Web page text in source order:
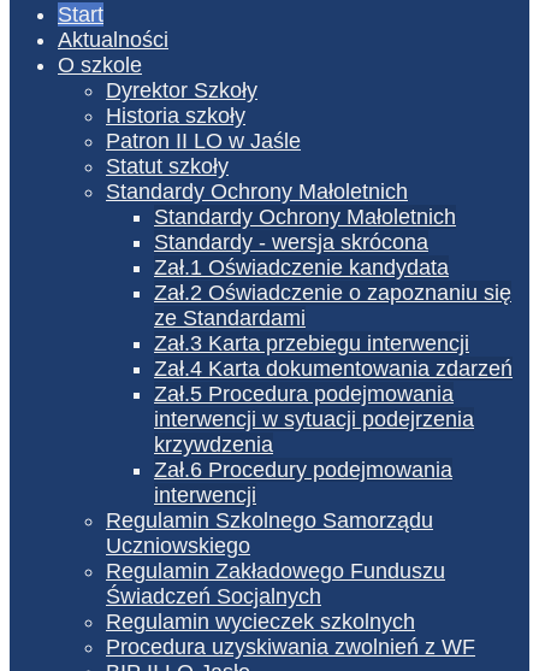
Start
Aktualności
O szkole
Dyrektor Szkoły
Historia szkoły
Patron II LO w Jaśle
Statut szkoły
Standardy Ochrony Małoletnich
Standardy Ochrony Małoletnich
Standardy - wersja skrócona
Zał.1 Oświadczenie kandydata
Zał.2 Oświadczenie o zapoznaniu się
ze Standardami
Zał.3 Karta przebiegu interwencji
Zał.4 Karta dokumentowania zdarzeń
Zał.5 Procedura podejmowania
interwencji w sytuacji podejrzenia
krzywdzenia
Zał.6 Procedury podejmowania
interwencji
Regulamin Szkolnego Samorządu
Uczniowskiego
Regulamin Zakładowego Funduszu
Świadczeń Socjalnych
Regulamin wycieczek szkolnych
Procedura uzyskiwania zwolnień z WF